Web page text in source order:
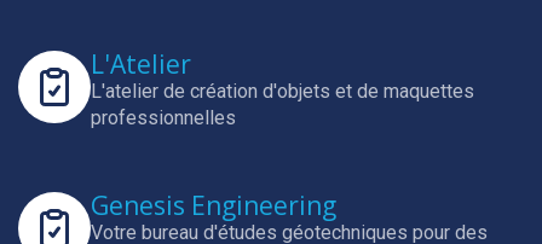
L'Atelier
L'atelier de création d'objets et de maquettes
professionnelles
Genesis Engineering
Votre bureau d'études géotechniques pour des